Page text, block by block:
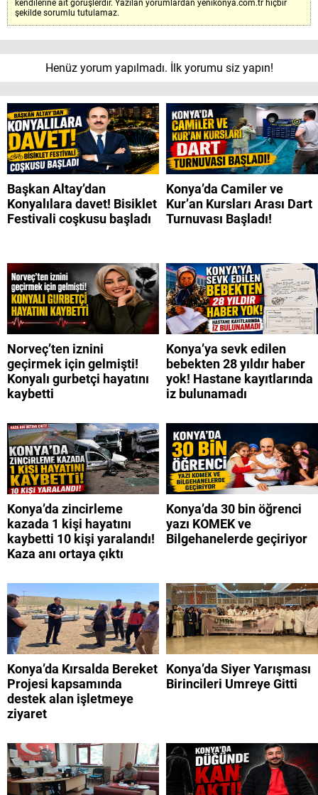
kendilerine ait görüşlerdir. Yazılan yorumlardan yenikonya.com.tr hiçbir
şekilde sorumlu tutulamaz.
Henüz yorum yapılmadı. İlk yorumu siz yapın!
Başkan Altay’dan
Konyalılara davet! Bisiklet
Festivali coşkusu başladı
Konya’da Camiler ve
Kur’an Kursları Arası Dart
Turnuvası Başladı!
Norveç’ten iznini
geçirmek için gelmişti!
Konyalı gurbetçi hayatını
kaybetti
Konya’ya sevk edilen
bebekten 28 yıldır haber
yok! Hastane kayıtlarında
iz bulunamadı
Konya’da zincirleme
kazada 1 kişi hayatını
kaybetti 10 kişi yaralandı!
Kaza anı ortaya çıktı
Konya’da 30 bin öğrenci
yazı KOMEK ve
Bilgehanelerde geçiriyor
Konya’da Kırsalda Bereket
Projesi kapsamında
destek alan işletmeye
ziyaret
Konya’da Siyer Yarışması
Birincileri Umreye Gitti